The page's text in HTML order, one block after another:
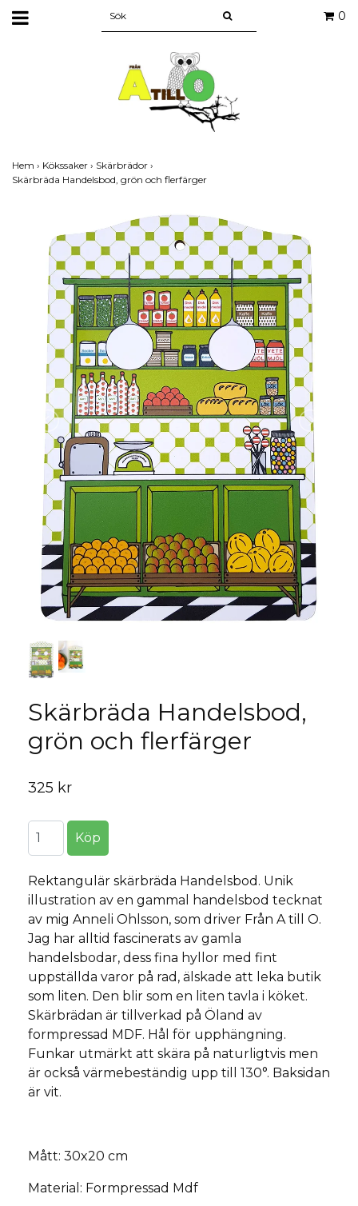
0
Hem › Kökssaker › Skärbrädor ›
Skärbräda Handelsbod, grön och flerfärger
Skärbräda Handelsbod,
grön och flerfärger
325 kr
Rektangulär skärbräda Handelsbod. Unik
illustration av en gammal handelsbod tecknat
av mig Anneli Ohlsson, som driver Från A till O.
Jag har alltid fascinerats av gamla
handelsbodar, dess fina hyllor med fint
uppställda varor på rad, älskade att leka butik
som liten. Den blir som en liten tavla i köket.
Skärbrädan är tillverkad på Öland av
formpressad MDF. Hål för upphängning.
Funkar utmärkt att skära på naturligtvis men
är också värmebeständig upp till 130°. Baksidan
är vit.
Mått: 30x20 cm
Material: Formpressad Mdf